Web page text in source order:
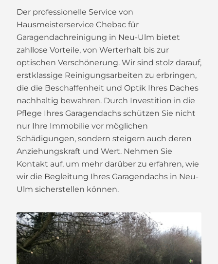
Der professionelle Service von
Hausmeisterservice Chebac für
Garagendachreinigung in Neu-Ulm bietet
zahllose Vorteile, von Werterhalt bis zur
optischen Verschönerung. Wir sind stolz darauf,
erstklassige Reinigungsarbeiten zu erbringen,
die die Beschaffenheit und Optik Ihres Daches
nachhaltig bewahren. Durch Investition in die
Pflege Ihres Garagendachs schützen Sie nicht
nur Ihre Immobilie vor möglichen
Schädigungen, sondern steigern auch deren
Anziehungskraft und Wert. Nehmen Sie
Kontakt auf, um mehr darüber zu erfahren, wie
wir die Begleitung Ihres Garagendachs in Neu-
Ulm sicherstellen können.